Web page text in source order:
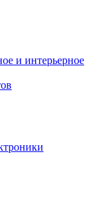
и интерьерное